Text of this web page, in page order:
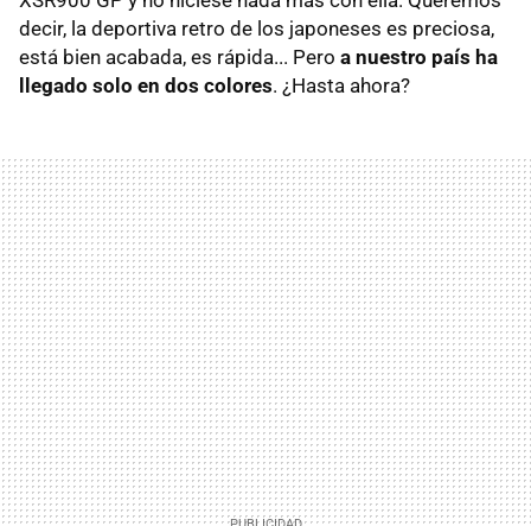
decir, la deportiva retro de los japoneses es preciosa,
está bien acabada, es rápida... Pero a nuestro país ha
llegado solo en dos colores. ¿Hasta ahora?